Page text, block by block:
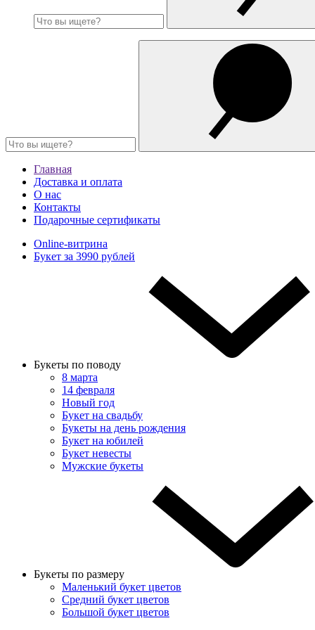
Главная
Доставка и оплата
О нас
Контакты
Подарочные сертификаты
Online-витрина
Букет за 3990 рублей
Букеты по поводу
8 марта
14 февраля
Новый год
Букет на свадьбу
Букеты на день рождения
Букет на юбилей
Букет невесты
Мужские букеты
Букеты по размеру
Маленький букет цветов
Средний букет цветов
Большой букет цветов